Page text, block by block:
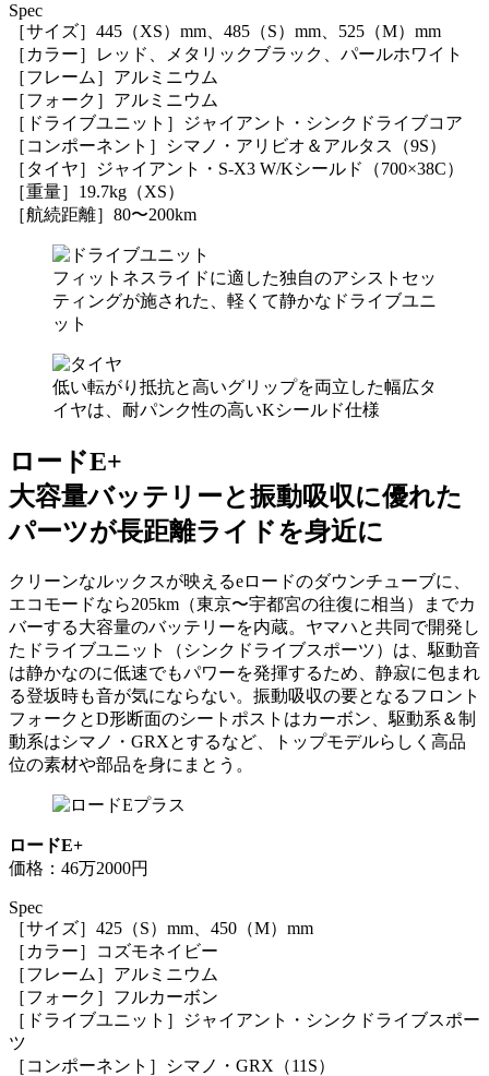
Spec
［サイズ］445（XS）mm、485（S）mm、525（M）mm
［カラー］レッド、メタリックブラック、パールホワイト
［フレーム］アルミニウム
［フォーク］アルミニウム
［ドライブユニット］ジャイアント・シンクドライブコア
［コンポーネント］シマノ・アリビオ＆アルタス（9S）
［タイヤ］ジャイアント・S-X3 W/Kシールド（700×38C）
［重量］19.7kg（XS）
［航続距離］80〜200km
フィットネスライドに適した独自のアシストセッ
ティングが施された、軽くて静かなドライブユニ
ット
低い転がり抵抗と高いグリップを両立した幅広タ
イヤは、耐パンク性の高いKシールド仕様
ロードE+
大容量バッテリーと振動吸収に優れた
パーツが長距離ライドを身近に
クリーンなルックスが映えるeロードのダウンチューブに、
エコモードなら205km（東京〜宇都宮の往復に相当）までカ
バーする大容量のバッテリーを内蔵。ヤマハと共同で開発し
たドライブユニット（シンクドライブスポーツ）は、駆動音
は静かなのに低速でもパワーを発揮するため、静寂に包まれ
る登坂時も音が気にならない。振動吸収の要となるフロント
フォークとD形断面のシートポストはカーボン、駆動系＆制
動系はシマノ・GRXとするなど、トップモデルらしく高品
位の素材や部品を身にまとう。
ロードE+
価格：46万2000円
Spec
［サイズ］425（S）mm、450（M）mm
［カラー］コズモネイビー
［フレーム］アルミニウム
［フォーク］フルカーボン
［ドライブユニット］ジャイアント・シンクドライブスポー
ツ
［コンポーネント］シマノ・GRX（11S）